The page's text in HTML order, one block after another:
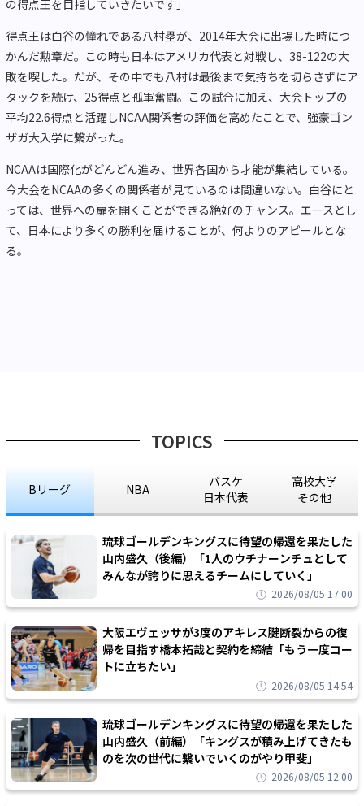
の得点王を目指していきたいです」
得点王は白谷の憧れである八村塁が、2014年大会に出場した時につ
かんだ勲章だ。この時も日本はアメリカ代表と対戦し、38-122の大
敗を喫した。だが、その中でも八村は最後まで気持ちを切らさずにア
タックを続け、25得点と孤軍奮闘。この試合に加え、大会トップの
平均22.6得点と活躍しNCAA関係者の評価を高めたことで、強豪ゴン
ザガ大入学に繋がった。
NCAAは国際化がどんどん進み、世界各国から才能が集結している。
今大会をNCAAの多くの関係者が見ているのは間違いない。白谷にと
っては、世界への扉を開くことができる絶好のチャンス。エースとし
て、日本により多くの勝利を届けることが、何よりのアピールとな
る。
TOPICS
Bリーグ NBA
バスケ
日本代表
高校大学
その他
琉球ゴールデンキングスに待望の帰還を果たした
山内盛久（後編）「1人のウチナーンチュとして
みんなが誇りに思えるチームにしていく」
2026/08/05 17:00
大阪エヴェッサが3度のアキレス腱断裂からの復
帰を目指す橋本拓哉と契約を締結「もう一度コー
トに立ちたい」
2026/08/05 14:54
琉球ゴールデンキングスに待望の帰還を果たした
山内盛久（前編）「キングスが積み上げてきたも
のを次の世代に繋いでいくのがやり甲斐」
2026/08/05 12:00